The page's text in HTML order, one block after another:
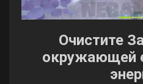
Очистите
окружающей